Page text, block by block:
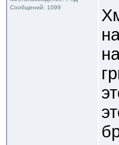
Сообщений: 1099